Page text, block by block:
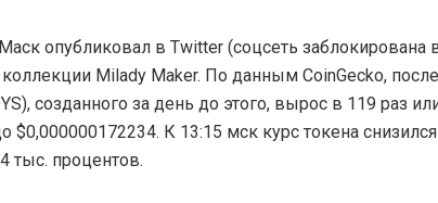
опубликовал в Twitter (соцсеть заблокирована
Milady Maker. По данным CoinGecko, после
созданного за день до этого, вырос в 119 раз
$0,000000172234. К 13:15 мск курс токена
тыс. процентов.